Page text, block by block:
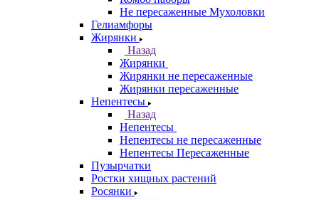
Не пересаженные Мухоловки
Гелиамфоры
Жирянки
Назад
Жирянки
Жирянки не пересаженные
Жирянки пересаженные
Непентесы
Назад
Непентесы
Непентесы не пересаженные
Непентесы Пересаженные
Пузырчатки
Ростки хищных растений
Росянки